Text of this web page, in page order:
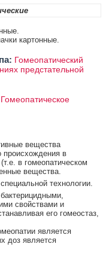
картонные.
Гомеопатический
предстательной
Гомеопатическое
вещества
происхождения в
в гомеопатическом
вещества.
технологии.
свойствами и
его гомеостаз,
является
доз является